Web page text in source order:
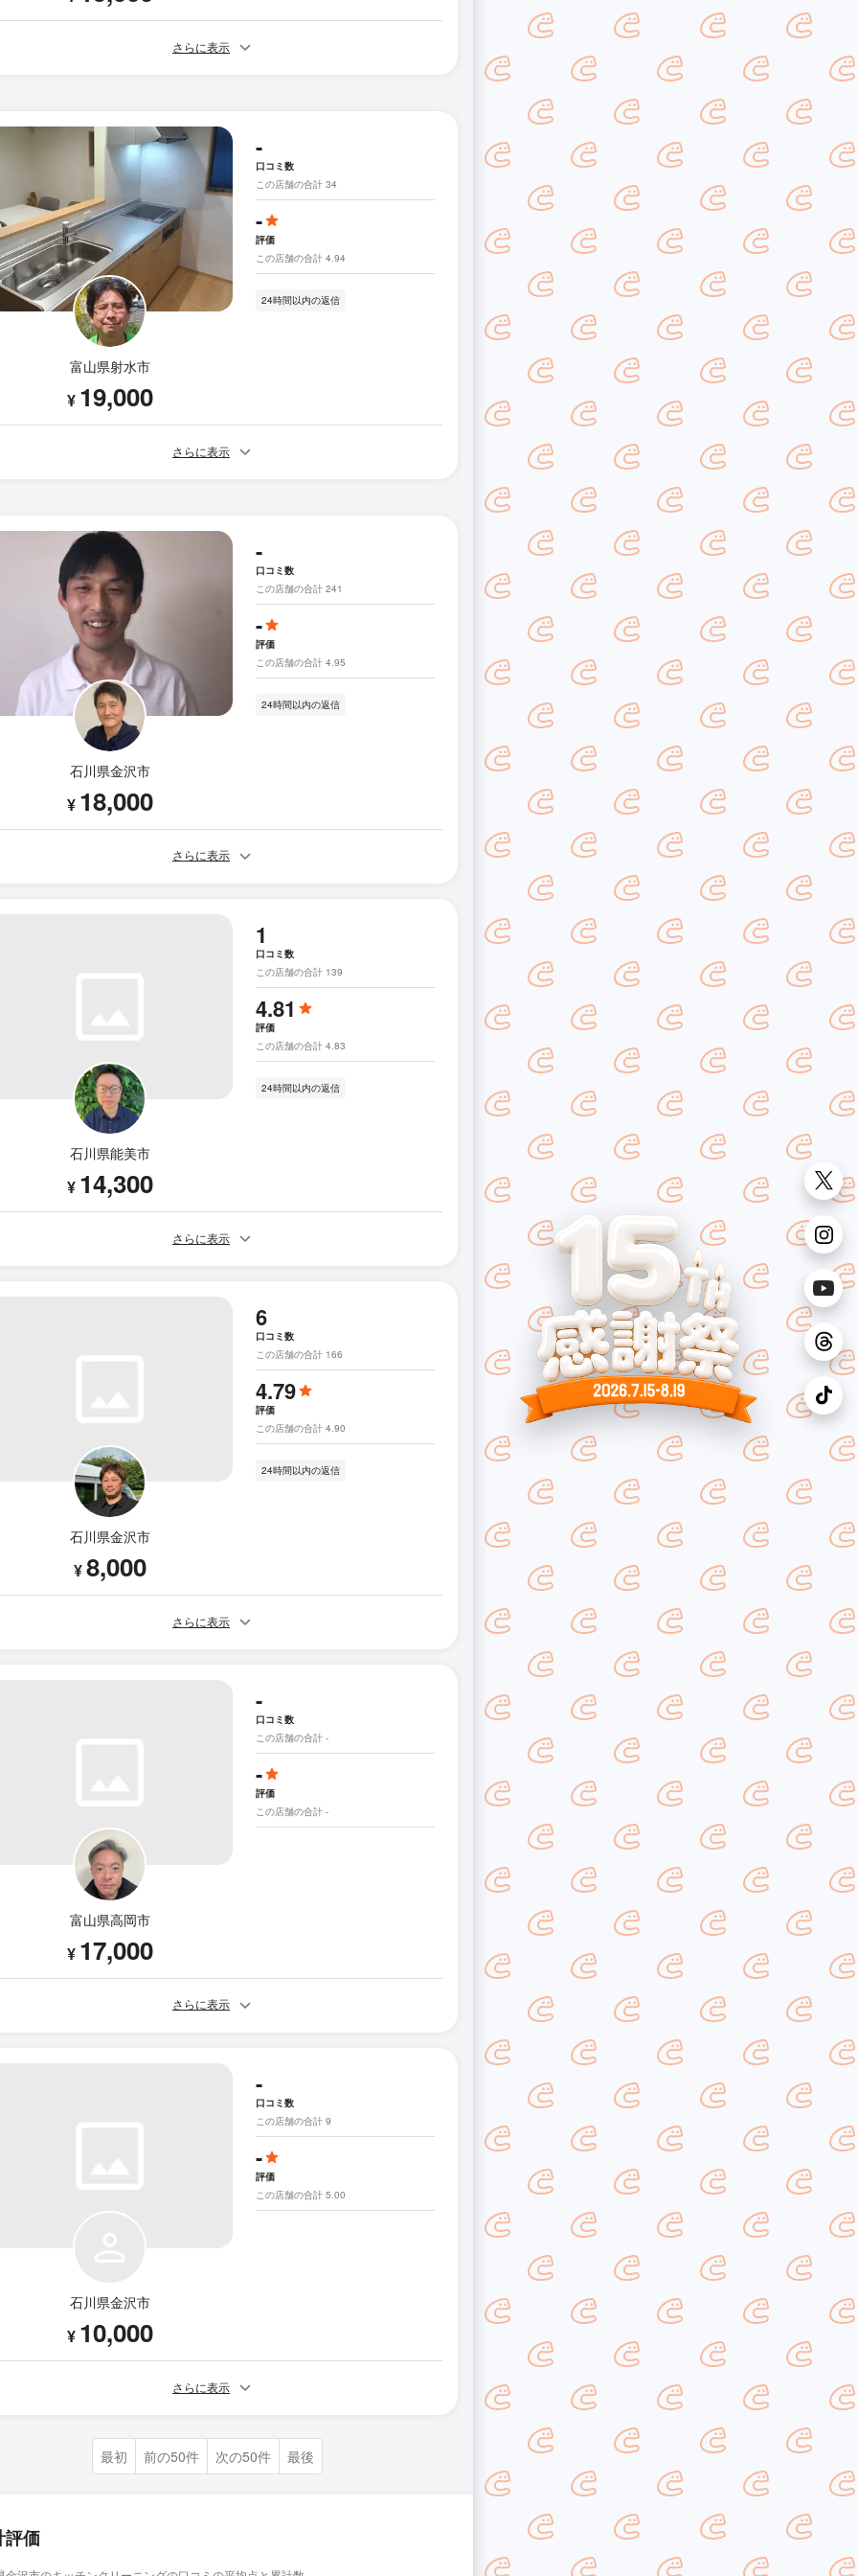
さらに表示
富山県射水市
¥ 19,000
-
口コミ数
この店舗の合計 34
-
評価
この店舗の合計 4.94
24時間以内の返信
さらに表示
石川県金沢市
¥ 18,000
-
口コミ数
この店舗の合計 241
-
評価
この店舗の合計 4.95
24時間以内の返信
さらに表示
石川県能美市
¥ 14,300
1
口コミ数
この店舗の合計 139
4.81
評価
この店舗の合計 4.83
24時間以内の返信
さらに表示
石川県金沢市
¥8,000
6
口コミ数
この店舗の合計 166
4.79
評価
この店舗の合計 4.90
24時間以内の返信
さらに表示
富山県高岡市
¥ 17,000
-
口コミ数
この店舗の合計 -
-
評価
この店舗の合計 -
さらに表示
石川県金沢市
¥ 10,000
-
口コミ数
この店舗の合計 9
-
評価
この店舗の合計 5.00
さらに表示
最初 前の50件 次の50件 最後
評価